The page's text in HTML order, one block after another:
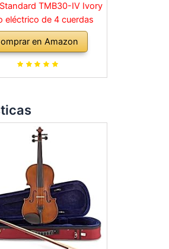
TMB30-IV Ivory
eléctrico de 4 cuerdas
en Amazon